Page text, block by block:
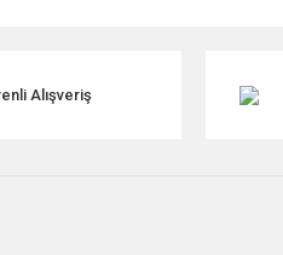
Alışveriş